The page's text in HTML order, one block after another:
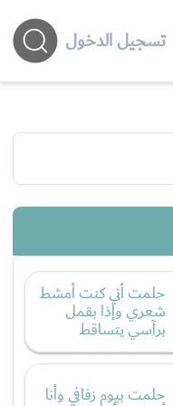
تسجيل الدخول
حلمت أني كنت أمشط
شعري وإذا بقمل
برآسي يتساقط
حلمت بيوم زفافي وأنا